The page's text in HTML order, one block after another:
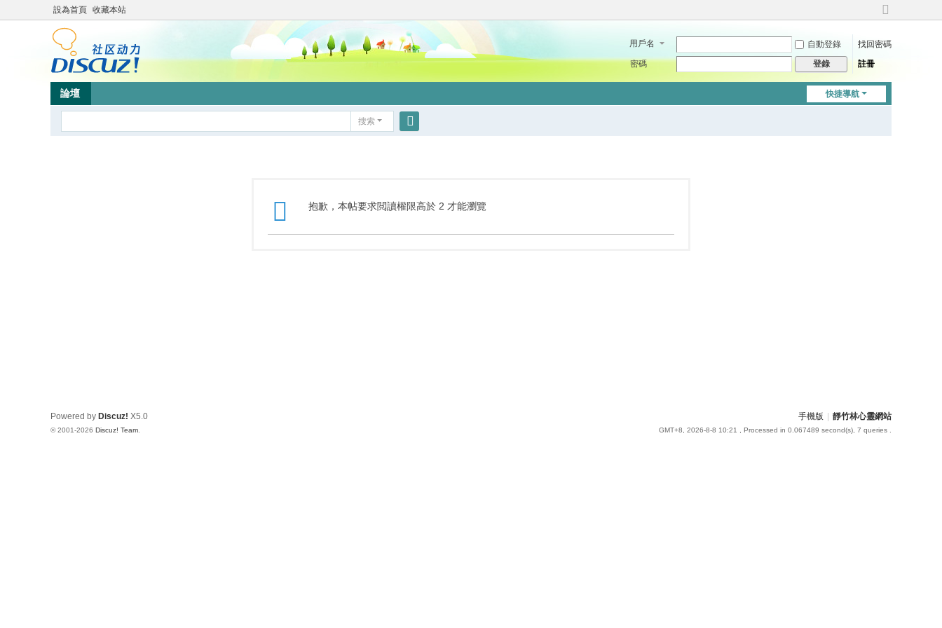
設為首頁 收藏本站
切
到
用戶名 自動登錄
找回密碼
密碼
登錄 註冊
快捷導航
論壇
搜索
抱歉，本帖要求閲讀權限高於 2 才能瀏覽
手機版 靜竹林心靈網站
GMT+8, 2026-8-8 10:21 , Processed in 0.067489 second(s), 7 queries .
Powered by Discuz! X5.0
© 2001-2026 Discuz! Team